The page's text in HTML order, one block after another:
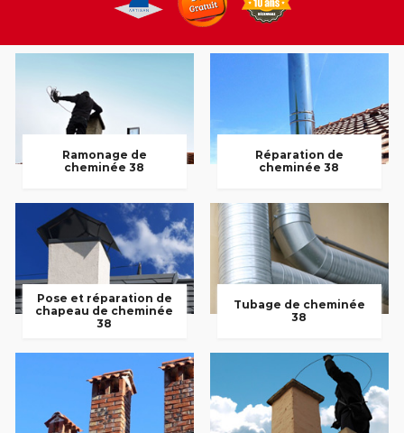
Ramonage de
cheminée 38
Réparation de
cheminée 38
Pose et réparation de
chapeau de cheminée
38
Tubage de cheminée
38